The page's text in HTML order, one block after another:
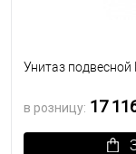
Унитаз
в розницу: 17